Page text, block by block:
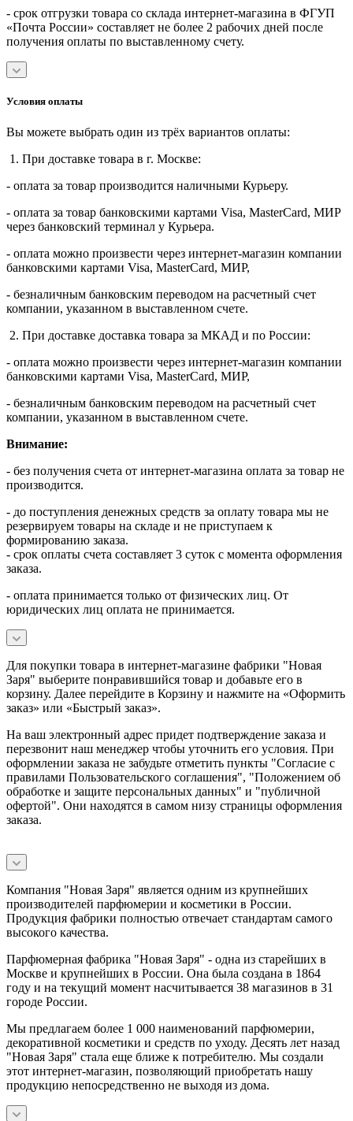
- срок отгрузки товара со склада интернет-магазина в ФГУП
«Почта России» составляет не более 2 рабочих дней после
получения оплаты по выставленному счету.
Условия оплаты
Вы можете выбрать один из трёх вариантов оплаты:
1. При доставке товара в г. Москве:
- оплата за товар производится наличными Курьеру.
- оплата за товар банковскими картами Visa, MasterСard, МИР
через банковский терминал у Курьера.
- оплата можно произвести через интернет-магазин компании
банковскими картами Visa, MasterСard, МИР,
- безналичным банковским переводом на расчетный счет
компании, указанном в выставленном счете.
2. При доставке доставка товара за МКАД и по России:
- оплата можно произвести через интернет-магазин компании
банковскими картами Visa, MasterСard, МИР,
- безналичным банковским переводом на расчетный счет
компании, указанном в выставленном счете.
Внимание:
- без получения счета от интернет-магазина оплата за товар не
производится.
- до поступления денежных средств за оплату товара мы не
резервируем товары на складе и не приступаем к
формированию заказа.
- срок оплаты счета составляет 3 суток с момента оформления
заказа.
- оплата принимается только от физических лиц. От
юридических лиц оплата не принимается.
Для покупки товара в интернет-магазине фабрики "Новая
Заря" выберите понравившийся товар и добавьте его в
корзину. Далее перейдите в Корзину и нажмите на «Оформить
заказ» или «Быстрый заказ».
На ваш электронный адрес придет подтверждение заказа и
перезвонит наш менеджер чтобы уточнить его условия. При
оформлении заказа не забудьте отметить пункты "Согласие с
правилами Пользовательского соглашения", "Положением об
обработке и защите персональных данных" и "публичной
офертой". Они находятся в самом низу страницы оформления
заказа.
Компания "Новая Заря" является одним из крупнейших
производителей парфюмерии и косметики в России.
Продукция фабрики полностью отвечает стандартам самого
высокого качества.
Парфюмерная фабрика "Новая Заря" - одна из старейших в
Москве и крупнейших в России. Она была создана в 1864
году и на текущий момент насчитывается 38 магазинов в 31
городе России.
Мы предлагаем более 1 000 наименований парфюмерии,
декоративной косметики и средств по уходу. Десять лет назад
"Новая Заря" стала еще ближе к потребителю. Мы создали
этот интернет-магазин, позволяющий приобретать нашу
продукцию непосредственно не выходя из дома.